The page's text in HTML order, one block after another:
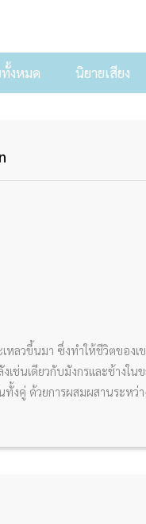
งหมด นิยายเสียง
วขึ้นมา ซึ่งทำให้ชีวิตของ
ช่นเดียวกับมังกรและช้าง
ด้วยการผสมผสานระหว่า